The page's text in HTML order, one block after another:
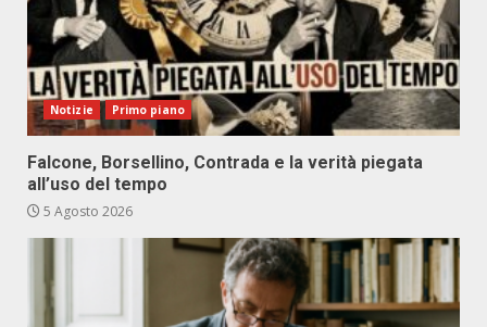
Notizie Primo piano
Falcone, Borsellino, Contrada e la verità piegata
all’uso del tempo
5 Agosto 2026